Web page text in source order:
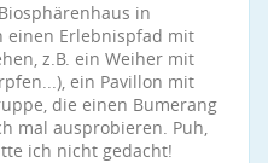
in
einen Erlebnispfad mit
z.B. ein Weiher mit
ein Pavillon mit
die einen Bumerang
mal ausprobieren. Puh,
ich nicht gedacht!